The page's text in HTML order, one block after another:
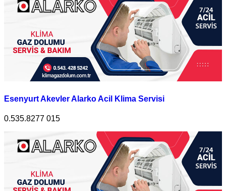
Esenyurt Akevler Alarko Acil Klima Servisi
0.535.8277 015